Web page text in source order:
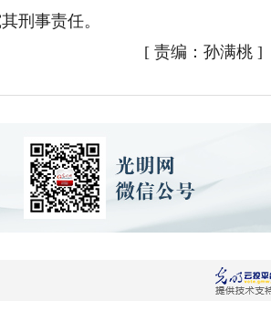
刑事责任。
[ 责编：孙满桃 ]